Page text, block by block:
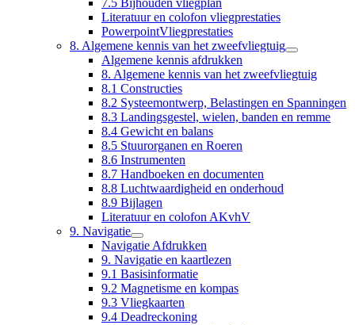
7.5 Bijhouden vliegplan
Literatuur en colofon vliegprestaties
PowerpointVliegprestaties
8. Algemene kennis van het zweefvliegtuig
Algemene kennis afdrukken
8. Algemene kennis van het zweefvliegtuig
8.1 Constructies
8.2 Systeemontwerp, Belastingen en Spanningen
8.3 Landingsgestel, wielen, banden en remme
8.4 Gewicht en balans
8.5 Stuurorganen en Roeren
8.6 Instrumenten
8.7 Handboeken en documenten
8.8 Luchtwaardigheid en onderhoud
8.9 Bijlagen
Literatuur en colofon AKvhV
9. Navigatie
Navigatie Afdrukken
9. Navigatie en kaartlezen
9.1 Basisinformatie
9.2 Magnetisme en kompas
9.3 Vliegkaarten
9.4 Deadreckoning